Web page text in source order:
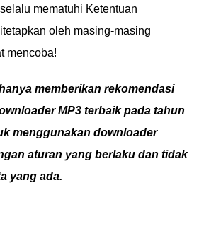
mematuhi Ketentuan
oleh masing-masing
mencoba!
memberikan rekomendasi
MP3 terbaik pada tahun
menggunakan downloader
aturan yang berlaku dan tidak
yang ada.